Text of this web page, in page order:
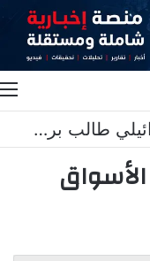
اعلام عبري : الجيش الإسرائيلي طالب برد عسكري قاسٍ في لبنان..